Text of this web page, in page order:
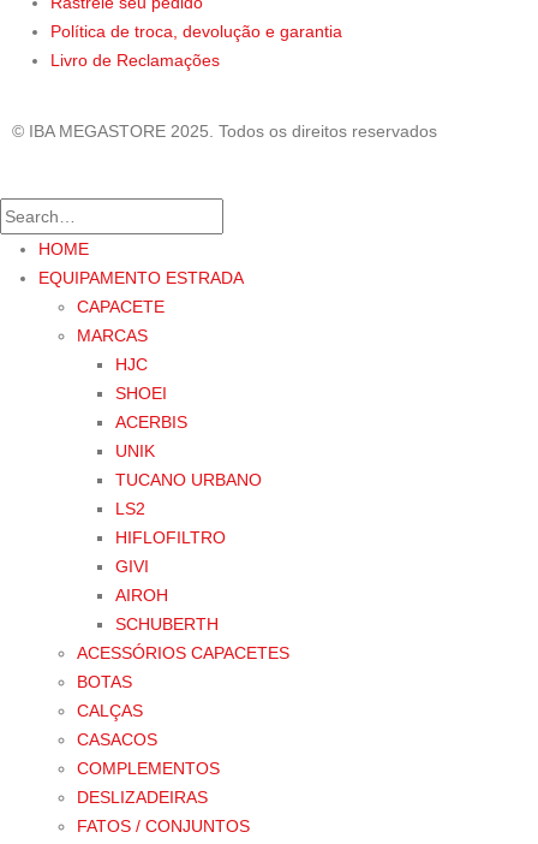
Política de troca, devolução e garantia
Livro de Reclamações
© IBA MEGASTORE 2025. Todos os direitos reservados
HOME
EQUIPAMENTO ESTRADA
CAPACETE
MARCAS
HJC
SHOEI
ACERBIS
UNIK
TUCANO URBANO
LS2
HIFLOFILTRO
GIVI
AIROH
SCHUBERTH
ACESSÓRIOS CAPACETES
BOTAS
CALÇAS
CASACOS
COMPLEMENTOS
DESLIZADEIRAS
FATOS / CONJUNTOS